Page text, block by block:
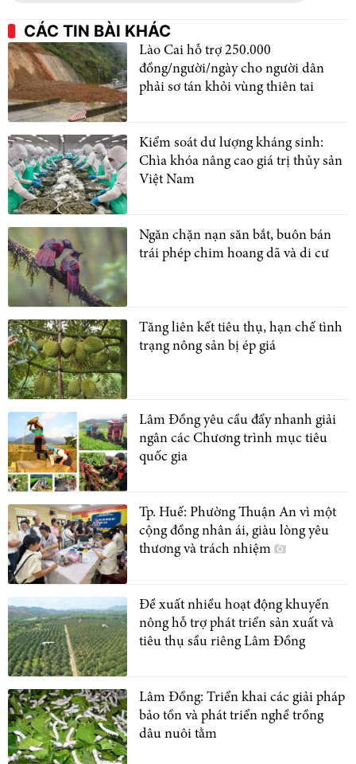
CÁC TIN BÀI KHÁC
Lào Cai hỗ trợ 250.000
đồng/người/ngày cho người dân
phải sơ tán khỏi vùng thiên tai
Kiểm soát dư lượng kháng sinh:
Chìa khóa nâng cao giá trị thủy sản
Việt Nam
Ngăn chặn nạn săn bắt, buôn bán
trái phép chim hoang dã và di cư
Tăng liên kết tiêu thụ, hạn chế tình
trạng nông sản bị ép giá
Lâm Đồng yêu cầu đẩy nhanh giải
ngân các Chương trình mục tiêu
quốc gia
Tp. Huế: Phường Thuận An vì một
cộng đồng nhân ái, giàu lòng yêu
thương và trách nhiệm
Đề xuất nhiều hoạt động khuyến
nông hỗ trợ phát triển sản xuất và
tiêu thụ sầu riêng Lâm Đồng
Lâm Đồng: Triển khai các giải pháp
bảo tồn và phát triển nghề trồng
dâu nuôi tằm